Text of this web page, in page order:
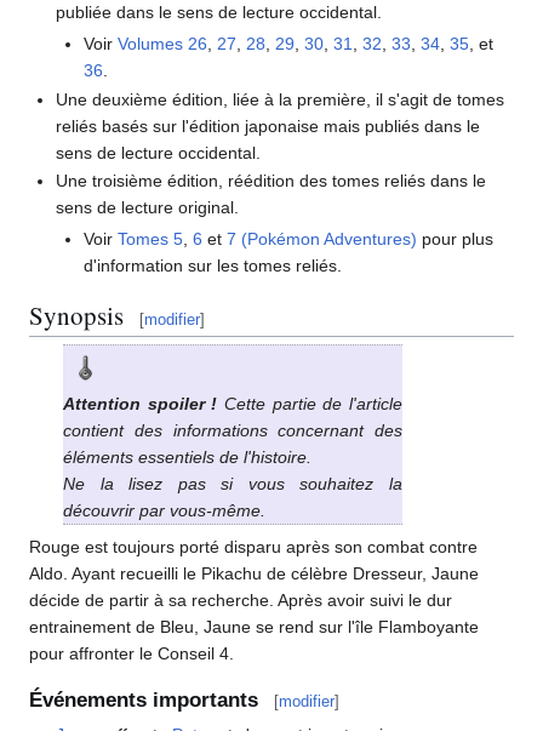
publiée dans le sens de lecture occidental.
Voir Volumes 26 27 28 29 30, 31 32 33 34, 35, et
36
Une deuxième édition, liée à la première, il s'agit de tomes
reliés basés sur l'édition japonaise mais publiés dans le
sens de lecture occidental.
Une troisième édition, réédition des tomes reliés dans le
sens de lecture original.
Voir Tomes 5, 6 et 7 (Pokémon Adventures) pour plus
d'information sur les tomes reliés.
Synopsis [modifier]
Attention spoiler ! Cette partie de l'article
contient des informations concernant des
éléments essentiels de l'histoire.
Ne la lisez pas si vous souhaitez la
découvrir par vous-même.
Rouge est toujours porté disparu après son combat contre
Aldo. Ayant recueilli le Pikachu de célèbre Dresseur, Jaune
décide de partir à sa recherche. Après avoir suivi le dur
entrainement de Bleu, Jaune se rend sur l'île Flamboyante
pour affronter le Conseil 4.
Événements importants [modifier]